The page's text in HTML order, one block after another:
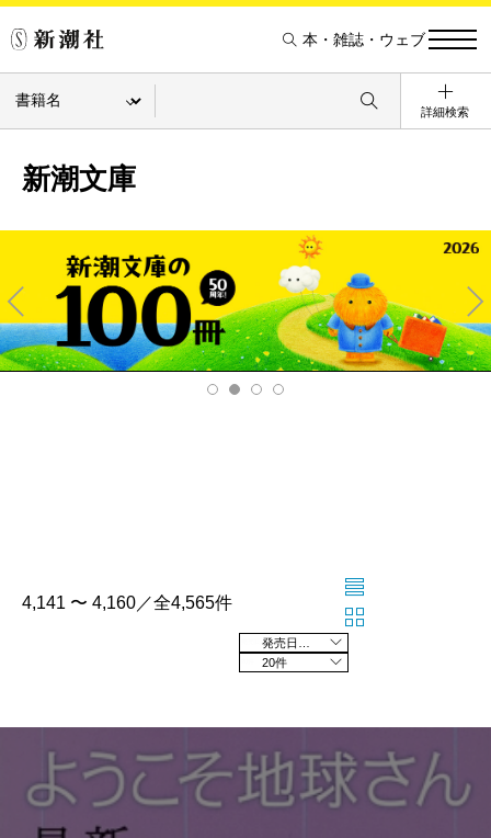
本・雑誌・ウェブ
詳細検索
新潮文庫
Pre
v
Ne
xt
4,141 〜 4,160／全4,565件
20件